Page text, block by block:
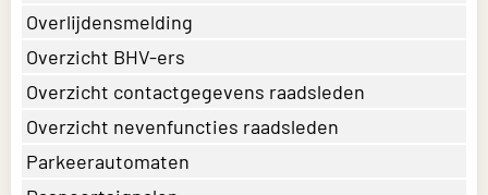
Overlijdensmelding
Overzicht BHV-ers
Overzicht contactgegevens raadsleden
Overzicht nevenfuncties raadsleden
Parkeerautomaten